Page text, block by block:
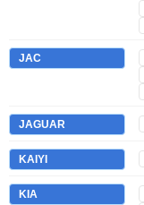
JAC
JAGUAR
KAIYI
KIA